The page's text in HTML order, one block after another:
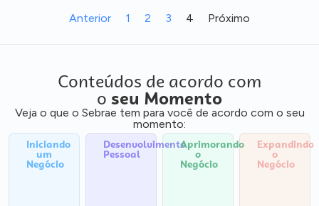
Anterior 1 2 3 4 Próximo
Conteúdos de acordo com
o seu Momento
Veja o que o Sebrae tem para você de acordo com o seu
momento:
Iniciando
um
Negócio
Desenvolvimento
Pessoal
Aprimorando
o
Negócio
Expandindo
o
Negócio